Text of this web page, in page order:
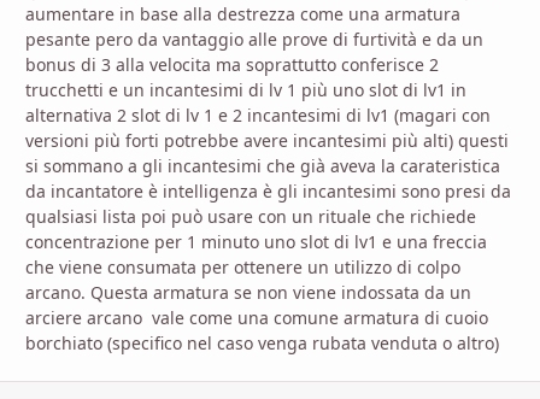
aumentare in base alla destrezza come una armatura
pesante pero da vantaggio alle prove di furtività e da un
bonus di 3 alla velocita ma soprattutto conferisce 2
trucchetti e un incantesimi di lv 1 più uno slot di lv1 in
alternativa 2 slot di lv 1 e 2 incantesimi di lv1 (magari con
versioni più forti potrebbe avere incantesimi più alti) questi
si sommano a gli incantesimi che già aveva la carateristica
da incantatore è intelligenza è gli incantesimi sono presi da
qualsiasi lista poi può usare con un rituale che richiede
concentrazione per 1 minuto uno slot di lv1 e una freccia
che viene consumata per ottenere un utilizzo di colpo
arcano. Questa armatura se non viene indossata da un
arciere arcano vale come una comune armatura di cuoio
borchiato (specifico nel caso venga rubata venduta o altro)